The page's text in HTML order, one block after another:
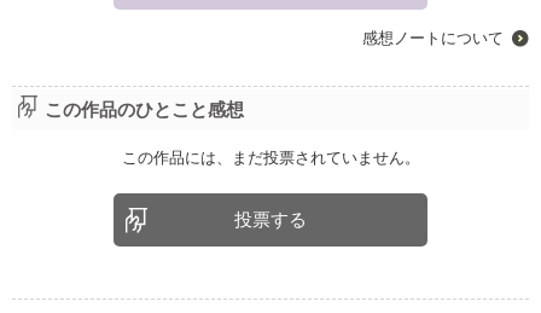
感想ノートについて
この作品のひとこと感想
この作品には、まだ投票されていません。
投票する